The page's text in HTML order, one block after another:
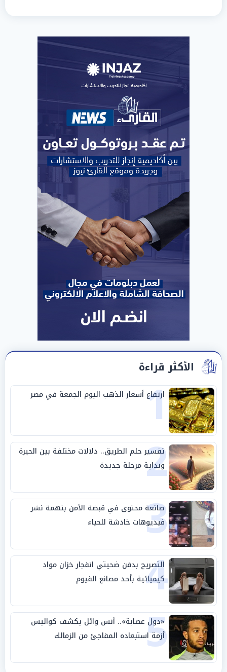
الأكثر قراءة
1
ارتفاع أسعار الذهب اليوم الجمعة في مصر
2
تفسير حلم الطريق.. دلالات مختلفة بين الحيرة
وبداية مرحلة جديدة
3
صانعة محتوى في قبضة الأمن بتهمة نشر
فيديوهات خادشة للحياء
4
التصريح بدفن ضحيتي انفجار خزان مواد
كيميائية بأحد مصانع الفيوم
5
«دول عصابة».. أنس وائل يكشف كواليس
أزمة استبعاده المفاجئ من الزمالك